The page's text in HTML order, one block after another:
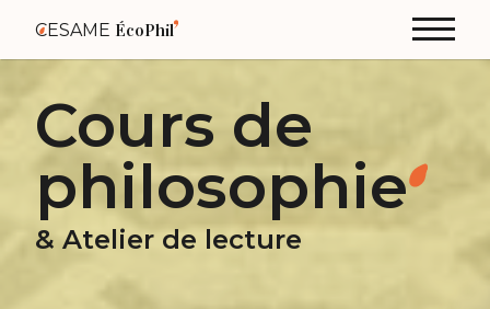
CESAME ÉcoPhil
Cours de
philosophie
& Atelier de lecture